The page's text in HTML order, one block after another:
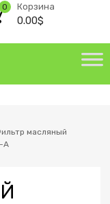
Корзина
0.00$
0
масляный
A